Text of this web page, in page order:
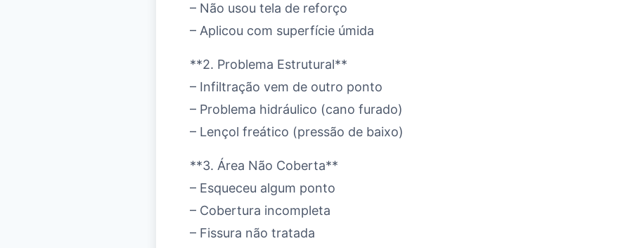
– Não usou tela de reforço
– Aplicou com superfície úmida
**2. Problema Estrutural**
– Infiltração vem de outro ponto
– Problema hidráulico (cano furado)
– Lençol freático (pressão de baixo)
**3. Área Não Coberta**
– Esqueceu algum ponto
– Cobertura incompleta
– Fissura não tratada